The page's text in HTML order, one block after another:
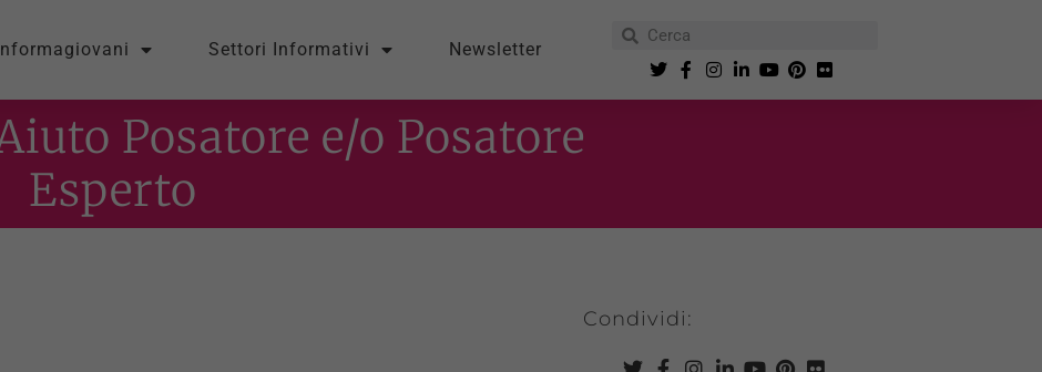
Settori Informativi Newsletter
Posatore e/o Posatore
Esperto
Condividi: